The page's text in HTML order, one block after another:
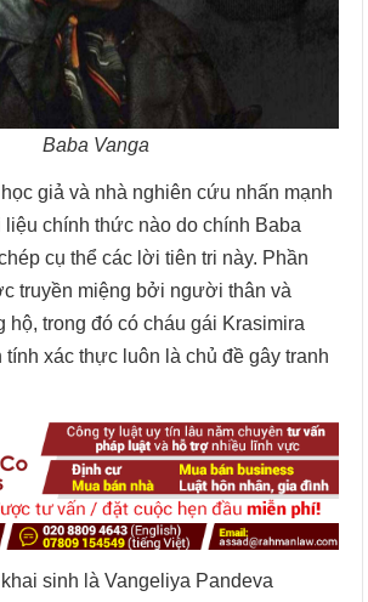
Baba Vanga
giả và nhà nghiên cứu nhấn mạnh
liệu chính thức nào do chính Baba
cụ thể các lời tiên tri này. Phần
truyền miệng bởi người thân và
trong đó có cháu gái Krasimira
tính xác thực luôn là chủ đề gây tranh
sinh là Vangeliya Pandeva